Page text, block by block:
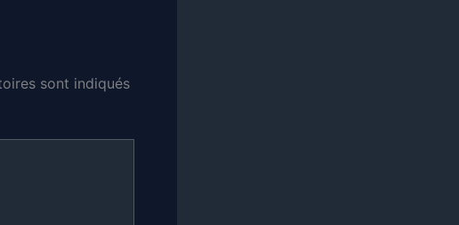
sont indiqués